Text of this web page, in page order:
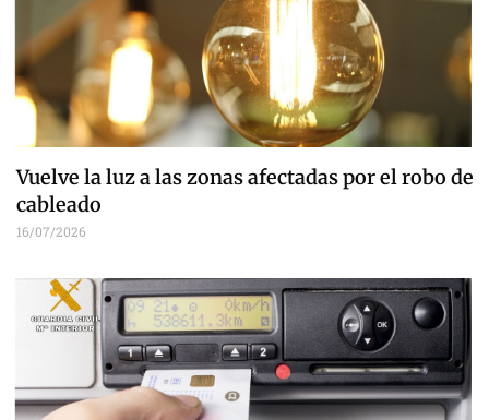
Vuelve la luz a las zonas afectadas por el robo de
cableado
16/07/2026